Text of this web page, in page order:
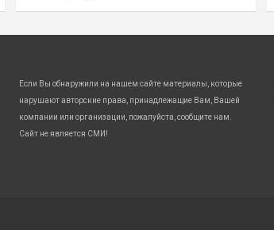
Если Вы обнаружили на нашем сайте материалы, которые
нарушают авторские права, принадлежащие Вам, Вашей
компании или организации, пожалуйста, сообщите нам.
Сайт не является СМИ!